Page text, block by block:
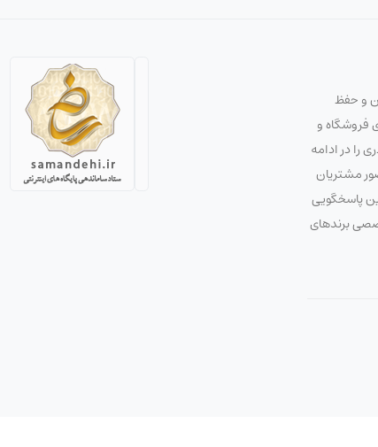
و حفظ
صحیح برای فروشگاه و
را در ادامه
مشتریان
پاسخگویی
برندهای